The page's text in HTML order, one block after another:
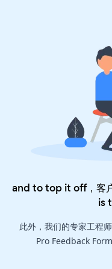
and to top it off，客
is
此外，我们的专家工程
Pro Feedback